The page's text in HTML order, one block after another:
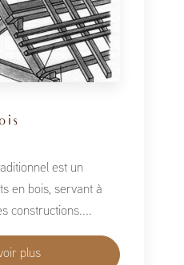
est un
en bois, servant à
constructions....
plus